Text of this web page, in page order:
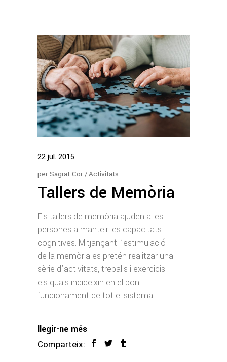
22jul.2015
perSagrat Cor Activitats
Tallers de Memòria
Els tallers de memòria ajuden a les
persones a manteir les capacitats
cognitives. Mitjançant l’estimulació
de la memòria es pretén realitzar una
sèrie d’activitats, treballs i exercicis
els quals incideixin en el bon
funcionament de tot el sistema
llegir-ne més
Comparteix: